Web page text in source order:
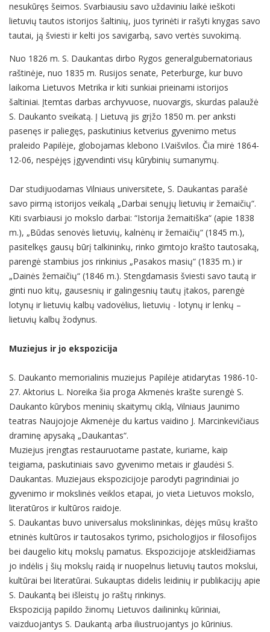
nesukūręs šeimos. Svarbiausiu savo uždaviniu laikė ieškoti
lietuvių tautos istorijos šaltinių, juos tyrinėti ir rašyti knygas savo
tautai, ją šviesti ir kelti jos savigarbą, savo vertės suvokimą.
Nuo 1826 m. S. Daukantas dirbo Rygos generalgubernatoriaus
raštinėje, nuo 1835 m. Rusijos senate, Peterburge, kur buvo
laikoma Lietuvos Metrika ir kiti sunkiai prieinami istorijos
šaltiniai. Įtemtas darbas archyvuose, nuovargis, skurdas palaužė
S. Daukanto sveikatą. Į Lietuvą jis grįžo 1850 m. per anksti
pasenęs ir paliegęs, paskutinius ketverius gyvenimo metus
praleido Papilėje, globojamas klebono I.Vaišvilos. Čia mirė 1864-
12-06, nespėjęs įgyvendinti visų kūrybinių sumanymų.
Dar studijuodamas Vilniaus universitete, S. Daukantas parašė
savo pirmą istorijos veikalą „Darbai senųjų lietuvių ir žemaičių“.
Kiti svarbiausi jo mokslo darbai: “Istorija žemaitiška“ (apie 1838
m.), „Būdas senovės lietuvių, kalnėnų ir žemaičių“ (1845 m.),
pasitelkęs gausų būrį talkininkų, rinko gimtojo krašto tautosaką,
parengė stambius jos rinkinius „Pasakos masių“ (1835 m.) ir
„Dainės žemaičių“ (1846 m.). Stengdamasis šviesti savo tautą ir
ginti nuo kitų, gausesnių ir galingesnių tautų įtakos, parengė
lotynų ir lietuvių kalbų vadovėlius, lietuvių - lotynų ir lenkų –
lietuvių kalbų žodynus.
Muziejus ir jo ekspozicija
S. Daukanto memorialinis muziejus Papilėje atidarytas 1986-10-
27. Aktorius L. Noreika šia proga Akmenės krašte surengė S.
Daukanto kūrybos meninių skaitymų ciklą, Vilniaus Jaunimo
teatras Naujojoje Akmenėje du kartus vaidino J. Marcinkevičiaus
draminę apysaką „Daukantas“.
Muziejus įrengtas restauruotame pastate, kuriame, kaip
teigiama, paskutiniais savo gyvenimo metais ir glaudėsi S.
Daukantas. Muziejaus ekspozicijoje parodyti pagrindiniai jo
gyvenimo ir mokslinės veiklos etapai, jo vieta Lietuvos mokslo,
literatūros ir kultūros raidoje.
S. Daukantas buvo universalus mokslininkas, dėjęs mūsų krašto
etninės kultūros ir tautosakos tyrimo, psichologijos ir filosofijos
bei daugelio kitų mokslų pamatus. Ekspozicijoje atskleidžiamas
jo indėlis į šių mokslų raidą ir nuopelnus lietuvių tautos mokslui,
kultūrai bei literatūrai. Sukauptas didelis leidinių ir publikacijų apie
S. Daukantą bei išleistų jo raštų rinkinys.
Ekspoziciją papildo žinomų Lietuvos dailininkų kūriniai,
vaizduojantys S. Daukantą arba iliustruojantys jo kūrinius.